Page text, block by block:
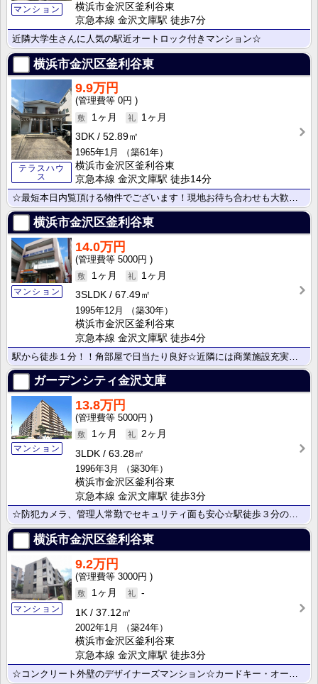
マンション
横浜市金沢区釜利谷東
京急本線 金沢文庫駅 徒歩7分
近隣大学生さんに人気の駅近オートロック付きマンション☆
横浜市金沢区釜利谷東
テラスハウ
ス
9.9万円
0円
1ヶ月
1ヶ月
3DK
52.89㎡
1965年1月
（築61年）
横浜市金沢区釜利谷東
京急本線 金沢文庫駅 徒歩14分
横浜市金沢区釜利谷東
マンション
14.0万円
5000円
1ヶ月
1ヶ月
3SLDK
67.49㎡
1995年12月
（築30年）
横浜市金沢区釜利谷東
京急本線 金沢文庫駅 徒歩4分
ガーデンシティ金沢文庫
マンション
13.8万円
5000円
1ヶ月
2ヶ月
3LDK
63.28㎡
1996年3月
（築30年）
横浜市金沢区釜利谷東
京急本線 金沢文庫駅 徒歩3分
☆防犯カメラ、管理人常勤でセキュリティ面も安心☆駅徒歩３分の好立地☆
横浜市金沢区釜利谷東
マンション
9.2万円
3000円
1ヶ月
-
1K
37.12㎡
2002年1月
（築24年）
横浜市金沢区釜利谷東
京急本線 金沢文庫駅 徒歩3分